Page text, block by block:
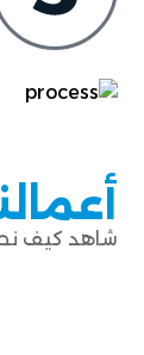
شاهد كيف